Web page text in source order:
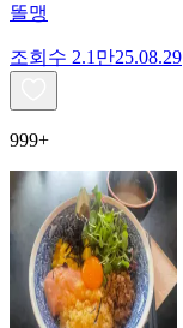
똘맹
조회수 2.1만25.08.29
999+